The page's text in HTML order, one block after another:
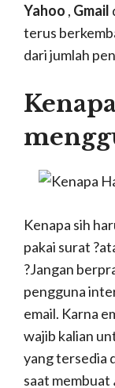
Yahoo , Gmail
terus
dari jumlah
Kenapa sih
pakai surat
?Jangan
pengguna
email. Karna
wajib kalian
yang tersedia
saat membuat